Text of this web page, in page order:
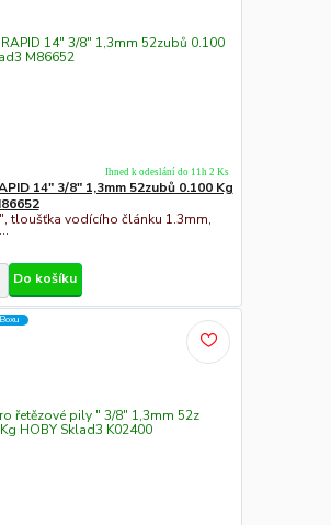
14" 3/8" 1,3mm 52zubů 0.100 Kg
tloušťka vodícího článku 1.3mm,
Ihned k odeslání do 11h 2 Ks
Do košíku